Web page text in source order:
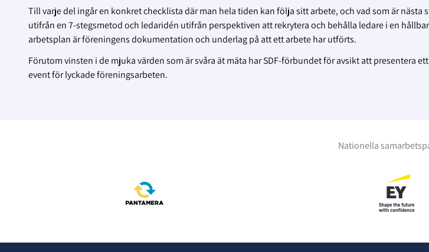
Till varje del ingår en konkret checklista där man hela tiden kan följa sitt arbete, och vad som är nästa
utifrån en 7-stegsmetod och ledaridén utifrån perspektiven att rekrytera och behålla ledare i en
arbetsplan är föreningens dokumentation och underlag på att ett arbete har utförts.
Förutom vinsten i de mjuka värden som är svåra ät mäta har SDF-förbundet för avsikt att presentera
event för lyckade föreningsarbeten.
Nationella